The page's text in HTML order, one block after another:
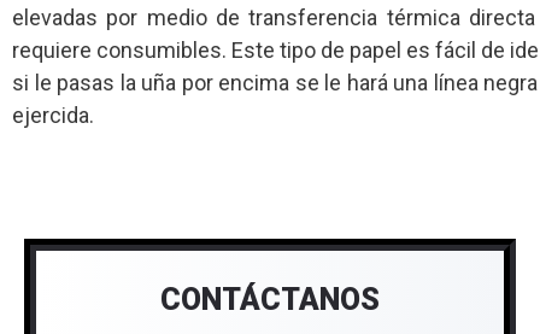
elevadas por medio de transferencia térmica
requiere consumibles. Este tipo de papel es fácil de
si le pasas la uña por encima se le hará una línea
ejercida.
CONTÁCTANOS